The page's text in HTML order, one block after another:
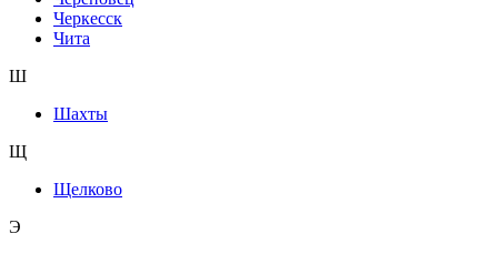
Черкесск
Чита
Ш
Шахты
Щ
Щелково
Э